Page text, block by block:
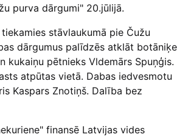
purva dārgumi" 20.jūlijā.
stāvlaukumā pie Čužu
dārgumus palīdzēs atklāt botāniķe
kukaiņu pētnieks Vldemārs Spuņģis.
atpūtas vietā. Dabas iedvesmotu
Kaspars Znotiņš. Dalība bez
finansē Latvijas vides